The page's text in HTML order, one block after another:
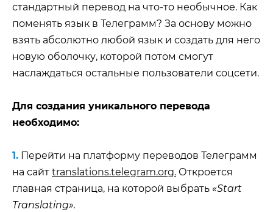
стандартный перевод на что-то необычное. Как
поменять язык в Телеграмм? За основу можно
взять абсолютно любой язык и создать для него
новую оболочку, которой потом смогут
наслаждаться остальные пользователи соцсети.
Для создания уникального перевода
необходимо:
1. Перейти на платформу переводов Телеграмм
на сайт translations.telegram.org. Откроется
главная страница, на которой выбрать «Start
Translating».